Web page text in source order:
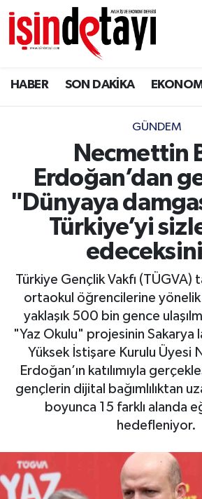
HABER SON DAKİKA
GÜNDEM
Necmettin
Erdoğan’dan
"Dünyaya
Türkiye’yi
Türkiye Gençlik Vakfı (TÜGVA)
ortaokul öğrencilerine
yaklaşık 500 bin gence
"Yaz Okulu" projesinin Sakarya
Yüksek İstişare Kurulu Üyesi
Erdoğan’ın katılımıyla
gençlerin dijital bağımlılıktan
boyunca 15 farklı alanda
hedefleniyor.
DÜNYA
Eğitim
ENERJİ HABERİ
GAYRİMENKUL
HABER
MAGAZİN
OTO DETAY
SAĞLIK
SON DAKİKA
FİNANS
Nöbetçi Eczaneler
Hava Durumu
İstanbul Namaz Vakitleri
Trafik Durumu
Süper Lig Puan Durumu ve
Tüm Manşetler
Haber Arşivi